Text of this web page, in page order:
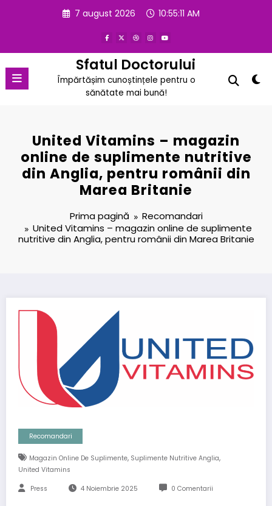
7 august 2026 10:55:12 AM
Sfatul Doctorului
Împărtășim cunoștințele pentru o
sănătate mai bună!
United Vitamins – magazin
online de suplimente nutritive
din Anglia, pentru românii din
Marea Britanie
Prima pagină
Recomandari
United Vitamins – magazin online de suplimente
nutritive din Anglia, pentru românii din Marea Britanie
Recomandari
Magazin Online De Suplimente, Suplimente Nutritive Anglia,
United Vitamins
Press 4 Noiembrie 2025 0 Comentarii